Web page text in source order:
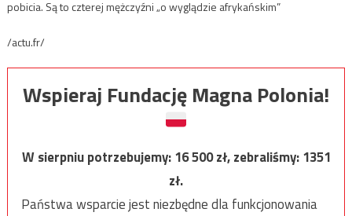
pobicia. Są to czterej mężczyźni „o wyglądzie afrykańskim”
/actu.fr/
Wspieraj Fundację Magna Polonia!
W sierpniu potrzebujemy:16 500zł, zebraliśmy:1351
zł.
Państwa wsparcie jest niezbędne dla funkcjonowania